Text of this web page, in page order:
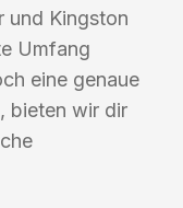
und Kingston
Umfang
eine genaue
bieten wir dir